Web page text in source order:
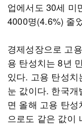
업에서도 30세 미
4000명(4.6%) 줄
경제성장으로 고
용 탄성치는 8년
있다. 고용 탄성
눈 값이다. 한국
면 올해 고용 탄
으로도 같은 값이